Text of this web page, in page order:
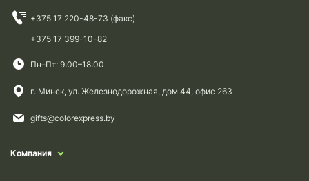
+375 17 220-48-73 (факс)
+375 17 399-10-82
Пн–Пт: 9:00–18:00
г. Минск, ул. Железнодорожная, дом 44, офис 263
gifts@colorexpress.by
Компания